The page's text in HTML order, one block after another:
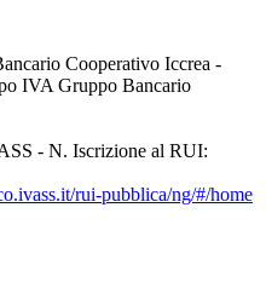
Cooperativo Iccrea -
IVA Gruppo Bancario
- N. Iscrizione al RUI:
rui-pubblica/ng/#/home